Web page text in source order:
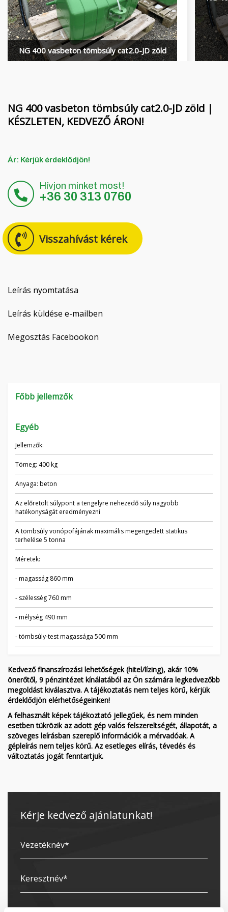
QUIVOGNE talajmunkagépek
LETÁK-LEKO talajmunkagépek
Karrier
Rólunk
Română
Čeština
Русский
NG 400 vasbeton tömbsúly cat2.0-JD zöld
NG 400 vasbeton tömbsúly cat2.0-JD zöld |
KÉSZLETEN, KEDVEZŐ ÁRON!
Ár: Kérjük érdeklődjön!
Hívjon minket most!
+36 30 313 0760
Visszahívást kérek
Leírás nyomtatása
Leírás küldése e-mailben
Megosztás Facebookon
Főbb jellemzők
Egyéb
Jellemzők:
Tömeg: 400 kg
Anyaga: beton
Az előretolt súlypont a tengelyre nehezedő súly nagyobb
hatékonyságát eredményezni
A tömbsúly vonópofájának maximális megengedett statikus
terhelése 5 tonna
Méretek:
- magasság 860 mm
- szélesség 760 mm
- mélység 490 mm
- tömbsúly-test magassága 500 mm
Kedvező finanszírozási lehetőségek (hitel/lízing), akár 10%
önerőtől, 9 pénzintézet kínálatából az Ön számára legkedvezőbb
megoldást kiválasztva. A tájékoztatás nem teljes körű, kérjük
érdeklődjön elérhetőségeinken!
A felhasznált képek tájékoztató jellegűek, és nem minden
esetben tükrözik az adott gép valós felszereltségét, állapotát, a
szöveges leírásban szereplő információk a mérvadóak. A
gépleírás nem teljes körű. Az esetleges elírás, tévedés és
változtatás jogát fenntartjuk.
Kérje kedvező ajánlatunkat!